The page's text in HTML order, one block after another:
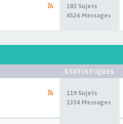
183 Sujets
4526 Messages
STATISTIQUES
119 Sujets
1354 Messages